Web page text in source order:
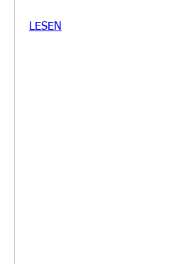
LESEN